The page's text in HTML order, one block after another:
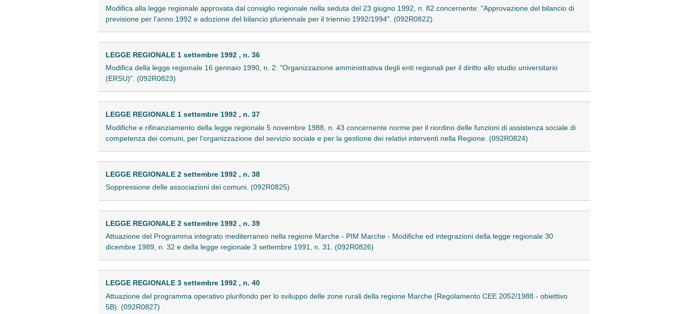
Modifica alla legge regionale approvata dal consiglio regionale nella seduta del 23 giugno 1992, n. 82 concernente: "Approvazione del bilancio di
previsione per l'anno 1992 e adozione del bilancio pluriennale per il triennio 1992/1994". (092R0822)
LEGGE REGIONALE 1 settembre 1992 , n. 36
Modifica della legge regionale 16 gennaio 1990, n. 2: "Organizzazione amministrativa degli enti regionali per il diritto allo studio universitario
(ERSU)". (092R0823)
LEGGE REGIONALE 1 settembre 1992 , n. 37
Modifiche e rifinanziamento della legge regionale 5 novembre 1988, n. 43 concernente norme per il riordino delle funzioni di assistenza sociale di
competenza dei comuni, per l'organizzazione del servizio sociale e per la gestione dei relativi interventi nella Regione. (092R0824)
LEGGE REGIONALE 2 settembre 1992 , n. 38
Soppressione delle associazioni dei comuni. (092R0825)
LEGGE REGIONALE 2 settembre 1992 , n. 39
Attuazione del Programma integrato mediterraneo nella regione Marche - PIM Marche - Modifiche ed integrazioni della legge regionale 30
dicembre 1989, n. 32 e della legge regionale 3 settembre 1991, n. 31. (092R0826)
LEGGE REGIONALE 3 settembre 1992 , n. 40
Attuazione del programma operativo plurifondo per lo sviluppo delle zone rurali della regione Marche (Regolamento CEE 2052/1988 - obiettivo
5B). (092R0827)